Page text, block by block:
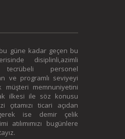
bu güne kadar geçen bu
disiplinli,azimli
tecrübeli personel
ve programlı seviyeyi
müşteri memnuniyetini
ilkesi ile söz konusu
çıtamızı ticari açıdan
ise demir çelik
atılımımızı bugünlere